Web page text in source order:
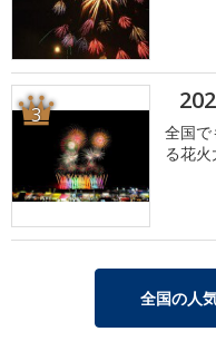
3
全国で
る花火
全国の人